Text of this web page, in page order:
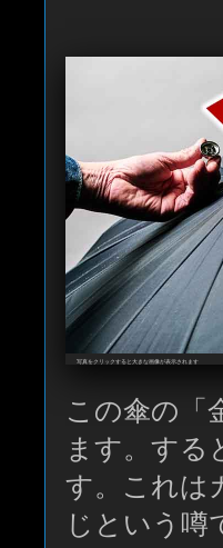
写真をクリックすると大きな画像が表示されます
この傘の「
ます。する
す。これは
じという噂